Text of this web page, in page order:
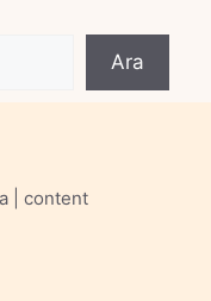
Ara
| content